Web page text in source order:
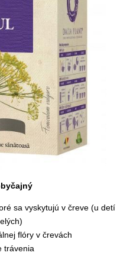
sa vyskytujú v čreve (u detí
flóry v črevách
trávenia